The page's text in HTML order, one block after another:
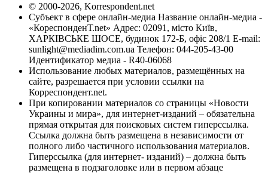
© 2000-2026, Korrespondent.net
Субъект в сфере онлайн-медиа Название онлайн-медиа -
«КореспонденТ.net» Адрес: 02091, місто Київ,
ХАРКІВСЬКЕ ШОСЕ, будинок 172-Б, офіс 208/1 E-mail:
sunlight@mediadim.com.ua Телефон: 044-205-43-00
Идентификатор медиа - R40-06068
Использование любых материалов, размещённых на
сайте, разрешается при условии ссылки на
Корреспондент.net.
При копировании материалов со страницы «Новости
Украины и мира», для интернет-изданий – обязательна
прямая открытая для поисковых систем гиперссылка.
Ссылка должна быть размещена в независимости от
полного либо частичного использования материалов.
Гиперссылка (для интернет- изданий) – должна быть
размещена в подзаголовке или в первом абзаце